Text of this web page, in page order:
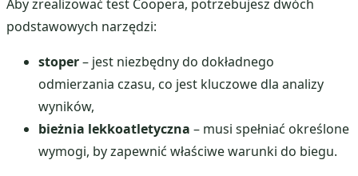
Aby zrealizować test Coopera, potrzebujesz dwóch
podstawowych narzędzi:
stoper– jest niezbędny do dokładnego
odmierzania czasu, co jest kluczowe dla analizy
wyników,
bieżnia lekkoatletyczna – musi spełniać określone
wymogi, by zapewnić właściwe warunki do biegu.